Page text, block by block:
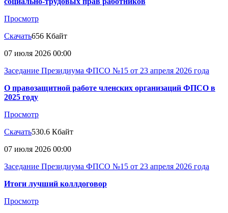
Просмотр
Скачать656 Кбайт
07 июля 2026 00:00
Заседание Президиума ФПСО №15 от 23 апреля 2026 года
О правозащитной работе членских организаций ФПСО в
2025 году
Просмотр
Скачать530.6 Кбайт
07 июля 2026 00:00
Заседание Президиума ФПСО №15 от 23 апреля 2026 года
Итоги лучший коллдоговор
Просмотр